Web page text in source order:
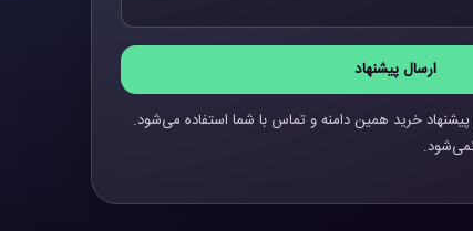
ارسال پیشنهاد
خرید همین دامنه و تماس با شما استفاده می‌شود.